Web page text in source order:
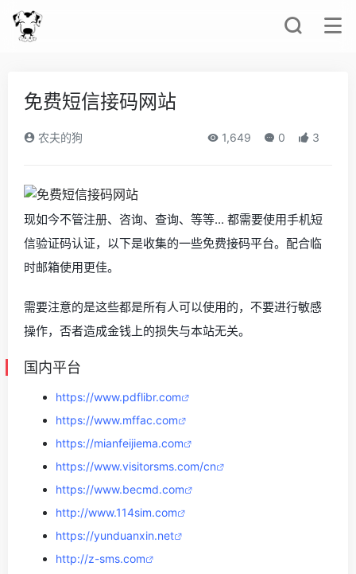
免费短信接码网站
农夫的狗 1,649 0 3
现如今不管注册、咨询、查询、等等... 都需要使用手机短
信验证码认证，以下是收集的一些免费接码平台。配合临
时邮箱使用更佳。
需要注意的是这些都是所有人可以使用的，不要进行敏感
操作，否者造成金钱上的损失与本站无关。
国内平台
https://www.pdflibr.com
https://www.mffac.com
https://mianfeijiema.com
https://www.visitorsms.com/cn
https://www.becmd.com
http://www.114sim.com
https://yunduanxin.net
http://z-sms.com